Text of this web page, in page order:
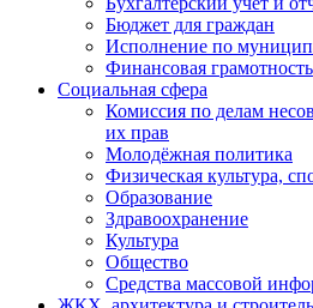
Бюджет для граждан
Исполнение по
Финансовая грамотность
Социальная сфера
Комиссия по делам
их прав
Молодёжная политика
Физическая культура,
Образование
Здравоохранение
Культура
Общество
Средства массовой